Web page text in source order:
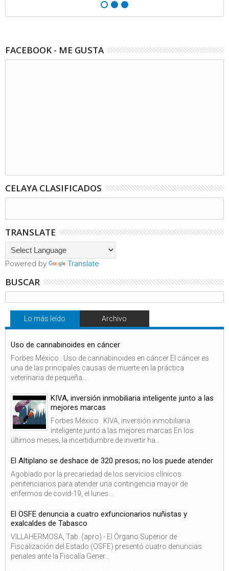
FACEBOOK - ME GUSTA
CELAYA CLASIFICADOS
TRANSLATE
Powered by Translate
BUSCAR
Lo más leído Archivo
Uso de cannabinoides en cáncer
Forbes México . Uso de cannabinoides en cáncer El cáncer es
una de las principales causas de muerte en la práctica
veterinaria de pequeña...
KIVA, inversión inmobiliaria inteligente junto a las
mejores marcas
Forbes México . KIVA, inversión inmobiliaria
inteligente junto a las mejores marcas En los
últimos meses, la incertidumbre de invertir ha...
El Altiplano se deshace de 320 presos; no los puede atender
Agobiado por la precariedad de los servicios clínicos
penitenciarios para atender una contingencia mayor de
enfermos de covid-19, el lunes...
El OSFE denuncia a cuatro exfuncionarios nuñistas y
exalcaldes de Tabasco
VILLAHERMOSA, Tab. (apro).- El Órgano Superior de
Fiscalización del Estado (OSFE) presentó cuatro denuncias
penales ante la Fiscalía Gener...